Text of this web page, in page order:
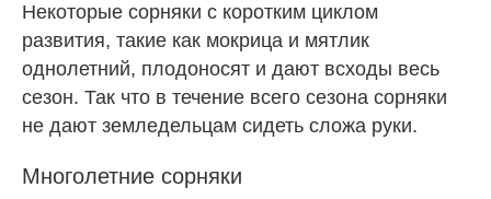
Некоторые сорняки с коротким циклом
развития, такие как мокрица и мятлик
однолетний, плодоносят и дают всходы весь
сезон. Так что в течение всего сезона сорняки
не дают земледельцам сидеть сложа руки.
Многолетние сорняки